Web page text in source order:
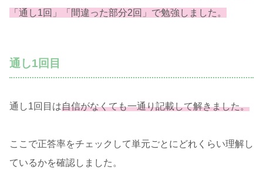
「通し1回」「間違った部分2回」で勉強しました。
通し1回目
通し1回目は自信がなくても一通り記載して解きました。
ここで正答率をチェックして単元ごとにどれくらい理解し
ているかを確認しました。